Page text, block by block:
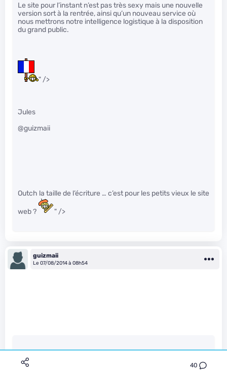
40
Le site pour l’instant n’est pas très sexy mais une nouvelle
version sort à la rentrée, ainsi qu’un nouveau service où
nous mettrons notre intelligence logistique à la disposition
du grand public.
" />
Jules
@guizmaii
Outch la taille de l’écriture … c’est pour les petits vieux le site
web ? " />
guizmaii
Le 07/08/2014 à 08h54